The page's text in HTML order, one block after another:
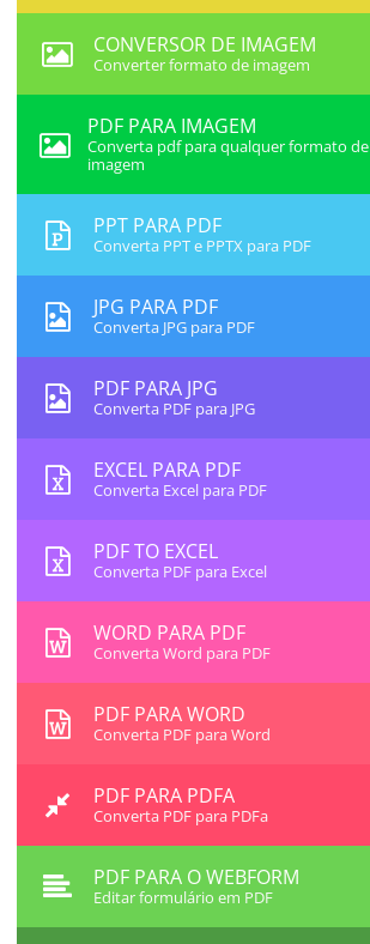
CONVERSOR DE IMAGEM
Converter formato de imagem
PDF PARA IMAGEM
Converta pdf para qualquer formato de
imagem
PPT PARA PDF
Converta PPT e PPTX para PDF
JPG PARA PDF
Converta JPG para PDF
PDF PARA JPG
Converta PDF para JPG
EXCEL PARA PDF
Converta Excel para PDF
PDF TO EXCEL
Converta PDF para Excel
WORD PARA PDF
Converta Word para PDF
PDF PARA WORD
Converta PDF para Word
PDF PARA PDFA
Converta PDF para PDFa
PDF PARA O WEBFORM
Editar formulário em PDF